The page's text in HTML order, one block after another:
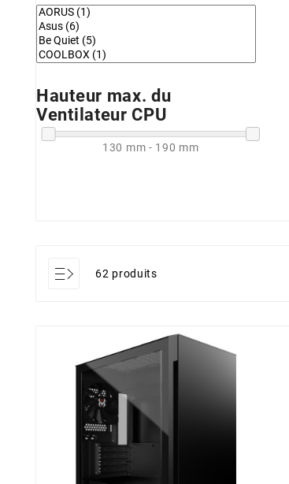
Hauteur max. du
Ventilateur CPU
130 mm - 190 mm
62 produits